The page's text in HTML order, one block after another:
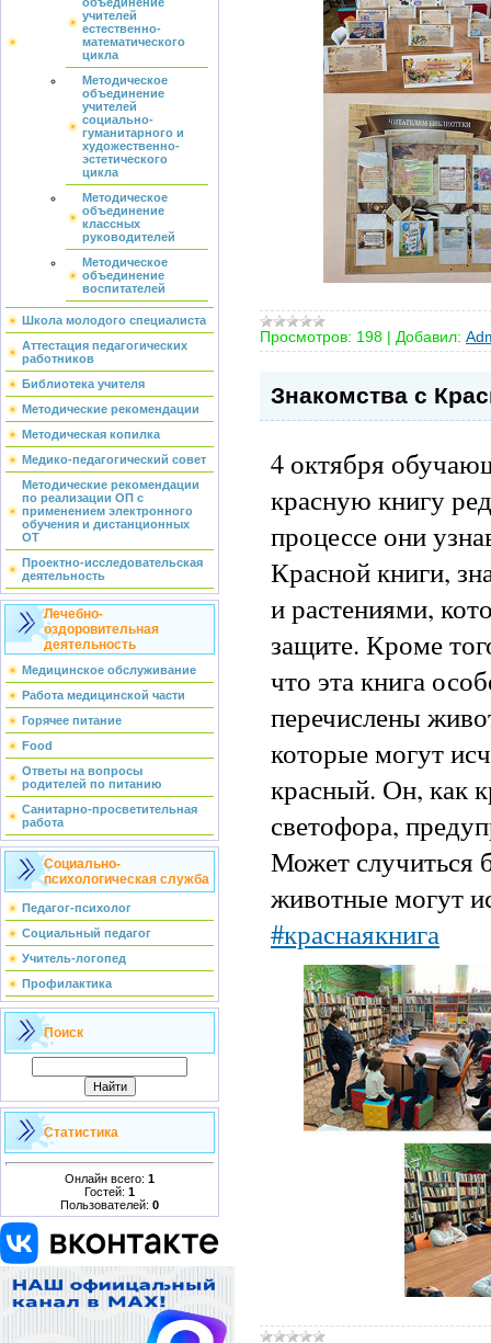
учителей
естественно-
математического
цикла
Методическое
объединение
учителей
социально-
гуманитарного и
художественно-
эстетического
цикла
Методическое
объединение
классных
руководителей
Методическое
объединение
воспитателей
Школа молодого специалиста
Аттестация педагогических
работников
Библиотека учителя
Методические рекомендации
Методическая копилка
Медико-педагогический совет
Методические рекомендации
по реализации ОП с
применением электронного
обучения и дистанционных
ОТ
Проектно-исследовательская
деятельность
Лечебно-
оздоровительная
деятельность
Медицинское обслуживание
Работа медицинской части
Горячее питание
Food
Ответы на вопросы
родителей по питанию
Санитарно-просветительная
работа
Социально-
психологическая служба
Педагог-психолог
Социальный педагог
Учитель-логопед
Профилактика
Поиск
Статистика
Онлайн всего: 1
Гостей: 1
Пользователей: 0
Просмотров: 198 | Добавил:
Знакомства с
4 октября
красную книгу
процессе они
Красной книги,
и растениями,
защите. Кроме
что эта книга
перечислены
которые могут
красный. Он, как
светофора,
Может случиться
животные могут
#краснаякнига